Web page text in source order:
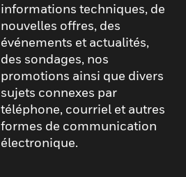
informations techniques, de
nouvelles offres, des
événements et actualités,
des sondages, nos
promotions ainsi que divers
sujets connexes par
téléphone, courriel et autres
formes de communication
électronique.